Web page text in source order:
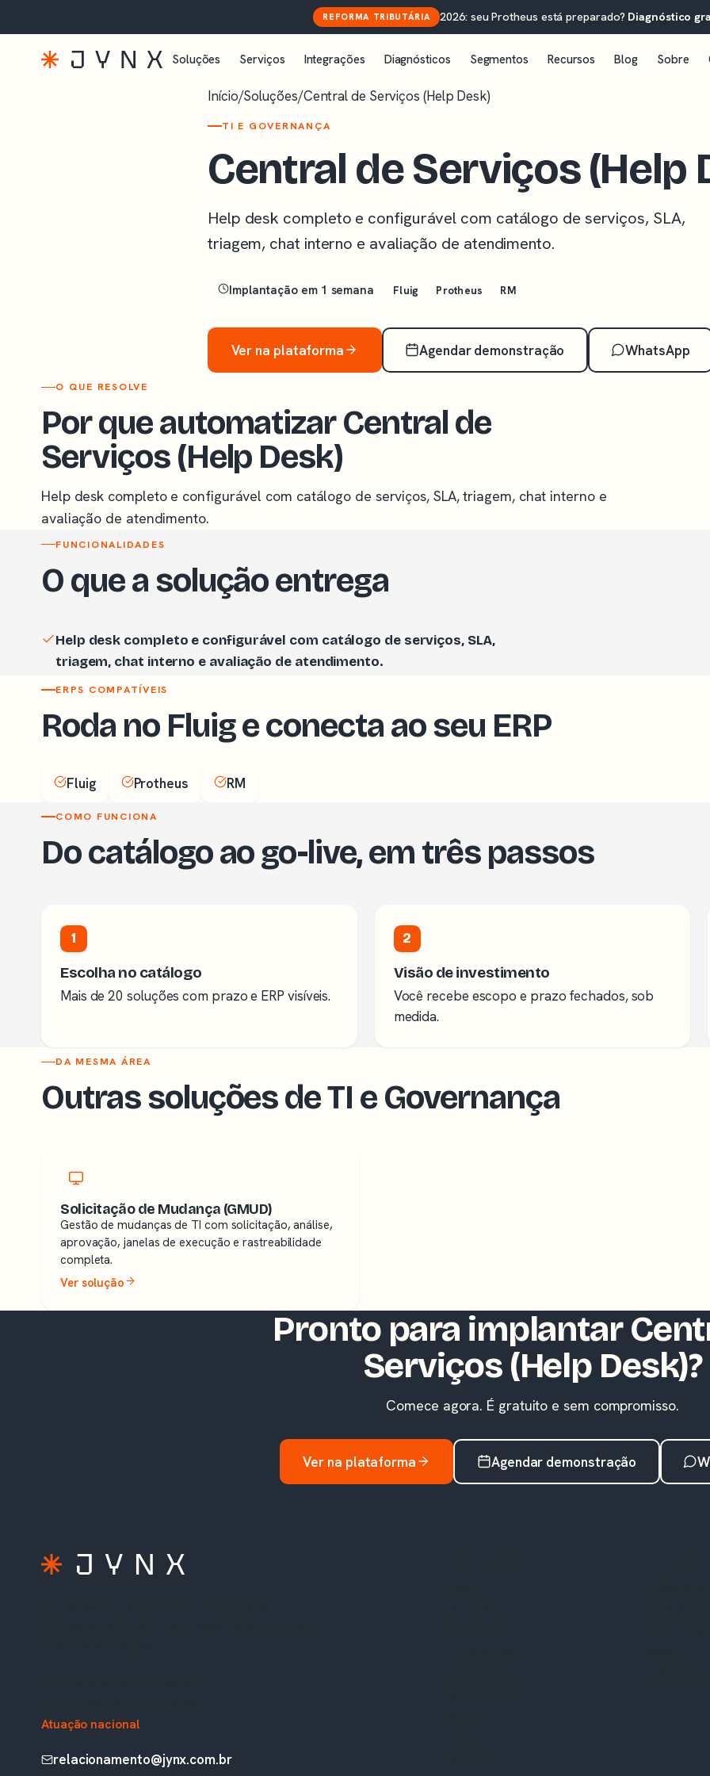
REFORMA TRIBUTÁRIA 2026: seu Protheus está preparado? Diagnóstico
Soluções Serviços Integrações Diagnósticos Segmentos Recursos Blog Sobre
Início/Soluções/Central de Serviços (Help Desk)
TI E GOVERNANÇA
Central de Serviços (Help
Help desk completo e configurável com catálogo de serviços, SLA,
triagem, chat interno e avaliação de atendimento.
Implantação em 1 semana Fluig Protheus RM
Ver na plataforma Agendar demonstração WhatsApp
O QUE RESOLVE
Por que automatizar Central de
Serviços (Help Desk)
Help desk completo e configurável com catálogo de serviços, SLA, triagem, chat interno e
avaliação de atendimento.
FUNCIONALIDADES
O que a solução entrega
Help desk completo e configurável com catálogo de serviços, SLA,
triagem, chat interno e avaliação de atendimento.
ERPS COMPATÍVEIS
Roda no Fluig e conecta ao seu ERP
Fluig Protheus RM
COMO FUNCIONA
Do catálogo ao go-live, em três passos
1
Escolha no catálogo
Mais de 20 soluções com prazo e ERP visíveis.
2
Visão de investimento
Você recebe escopo e prazo fechados, sob
medida.
DA MESMA ÁREA
Outras soluções de TI e Governança
Solicitação de Mudança (GMUD)
Gestão de mudanças de TI com solicitação, análise,
aprovação, janelas de execução e rastreabilidade
completa.
Ver solução
Pronto para implantar
Serviços (Help Desk)?
Comece agora. É gratuito e sem compromisso.
Ver na plataforma Agendar demonstração
Atuação nacional
relacionamento@jynx.com.br